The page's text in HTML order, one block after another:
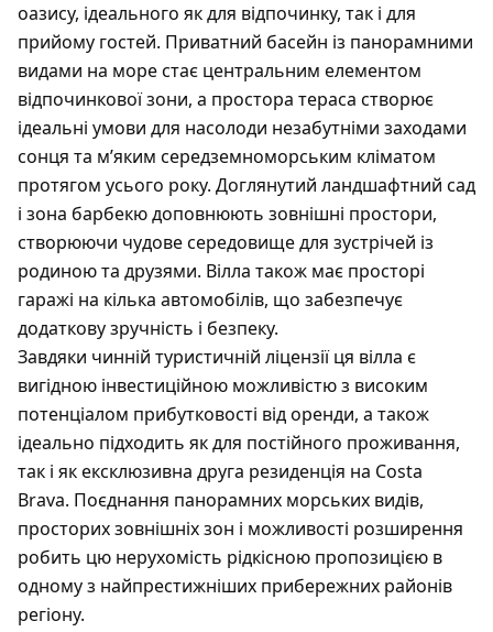
оазису, ідеального як для відпочинку, так і для
прийому гостей. Приватний басейн із панорамними
видами на море стає центральним елементом
відпочинкової зони, а простора тераса створює
ідеальні умови для насолоди незабутніми заходами
сонця та м’яким середземноморським кліматом
протягом усього року. Доглянутий ландшафтний сад
і зона барбекю доповнюють зовнішні простори,
створюючи чудове середовище для зустрічей із
родиною та друзями. Вілла також має просторі
гаражі на кілька автомобілів, що забезпечує
додаткову зручність і безпеку.
Завдяки чинній туристичній ліцензії ця вілла є
вигідною інвестиційною можливістю з високим
потенціалом прибутковості від оренди, а також
ідеально підходить як для постійного проживання,
так і як ексклюзивна друга резиденція на Costa
Brava. Поєднання панорамних морських видів,
просторих зовнішніх зон і можливості розширення
робить цю нерухомість рідкісною пропозицією в
одному з найпрестижніших прибережних районів
регіону.